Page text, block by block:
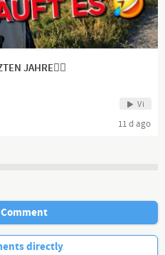
Satire.
fühlt, bitte ich um
Kunst- und
JAHRE👍🏻
Vi
11 d ago
directly